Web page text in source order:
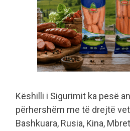
Këshilli i Sigurimit ka pesë
përhershëm me të drejtë
Bashkuara, Rusia, Kina,